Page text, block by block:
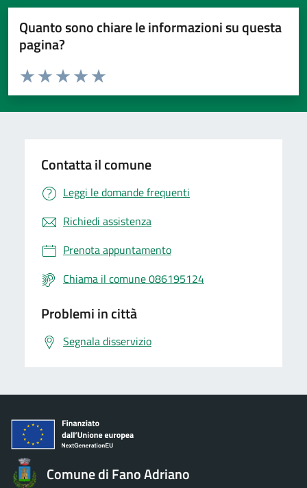
Quanto sono chiare le informazioni su questa
pagina?
Valuta da 1 a 5 stelle la pagina
Valuta 5 stelle su 5
Valuta 4 stelle su 5
Valuta 3 stelle su 5
Valuta 2 stelle su 5
Valuta 1 stelle su 5
Contatta il comune
Leggi le domande frequenti
Richiedi assistenza
Prenota appuntamento
Chiama il comune 086195124
Problemi in città
Segnala disservizio
Comune di Fano Adriano